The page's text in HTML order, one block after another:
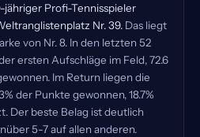
Profi-Tennisspieler
Nr. 39. Das liegt
von Nr. 8. In den letzten 52
ersten Aufschläge im Feld, 72.6
Im Return liegen die
der Punkte gewonnen, 18.7%
Der beste Belag ist deutlich
5-7 auf allen anderen.